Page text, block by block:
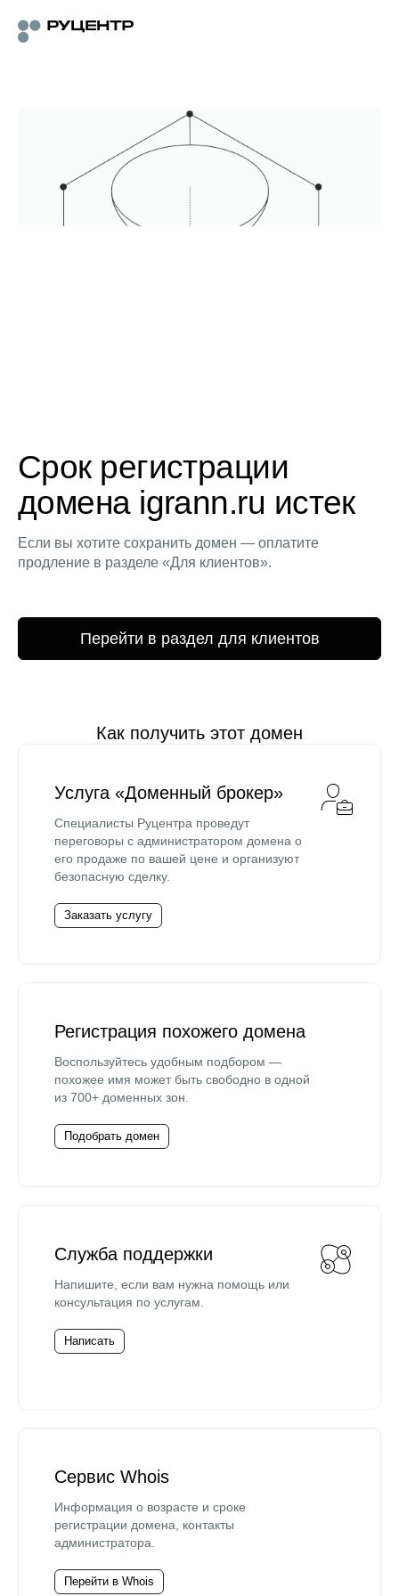
Срок регистрации
домена igrann.ru истек
Если вы хотите сохранить домен — оплатите
продление в разделе «Для клиентов».
Перейти в раздел для клиентов
Как получить этот домен
Услуга «Доменный брокер»
Специалисты Руцентра проведут
переговоры с администратором домена о
его продаже по вашей цене и организуют
безопасную сделку.
Заказать услугу
Регистрация похожего домена
Воспользуйтесь удобным подбором —
похожее имя может быть свободно в одной
из 700+ доменных зон.
Подобрать домен
Служба поддержки
Напишите, если вам нужна помощь или
консультация по услугам.
Написать
Сервис Whois
Информация о возрасте и сроке
регистрации домена, контакты
администратора.
Перейти в Whois